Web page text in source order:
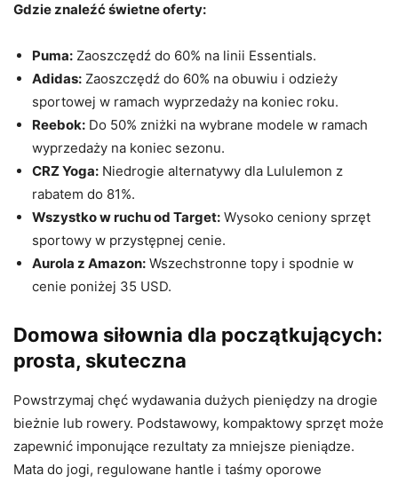
Gdzie znaleźć świetne oferty:
Puma: Zaoszczędź do 60% na linii Essentials.
Adidas: Zaoszczędź do 60% na obuwiu i odzieży
sportowej w ramach wyprzedaży na koniec roku.
Reebok: Do 50% zniżki na wybrane modele w ramach
wyprzedaży na koniec sezonu.
CRZ Yoga: Niedrogie alternatywy dla Lululemon z
rabatem do 81%.
Wszystko w ruchu od Target: Wysoko ceniony sprzęt
sportowy w przystępnej cenie.
Aurola z Amazon: Wszechstronne topy i spodnie w
cenie poniżej 35 USD.
Domowa siłownia dla początkujących:
prosta, skuteczna
Powstrzymaj chęć wydawania dużych pieniędzy na drogie
bieżnie lub rowery. Podstawowy, kompaktowy sprzęt może
zapewnić imponujące rezultaty za mniejsze pieniądze.
Mata do jogi, regulowane hantle i taśmy oporowe